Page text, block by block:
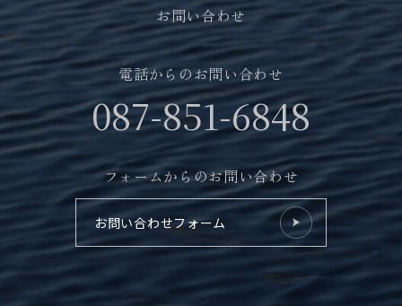
採用情報
地元サポートチーム
お知らせ
拓海ペーパークラフト
個人情報保護方針
お問い合わせ
電話からのお問い合わせ
087-851-6848
フォームからのお問い合わせ
お問い合わせフォーム